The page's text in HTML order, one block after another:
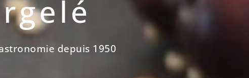
depuis 1950